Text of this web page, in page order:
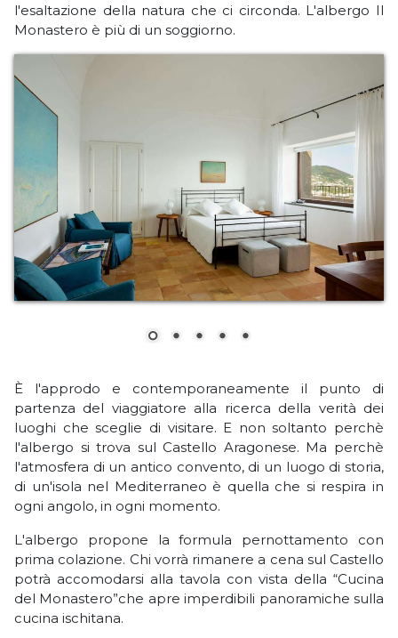
l'esaltazione della natura che ci circonda. L'albergo Il
Monastero è più di un soggiorno.
È l'approdo e contemporaneamente il punto di
partenza del viaggiatore alla ricerca della verità dei
luoghi che sceglie di visitare. E non soltanto perchè
l'albergo si trova sul Castello Aragonese. Ma perchè
l'atmosfera di un antico convento, di un luogo di storia,
di un'isola nel Mediterraneo è quella che si respira in
ogni angolo, in ogni momento.
L'albergo propone la formula pernottamento con
prima colazione. Chi vorrà rimanere a cena sul Castello
potrà accomodarsi alla tavola con vista della “Cucina
del Monastero”che apre imperdibili panoramiche sulla
cucina ischitana.